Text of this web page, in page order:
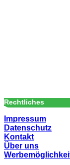
Rechtliches
Impressum
Datenschutz
Kontakt
Über uns